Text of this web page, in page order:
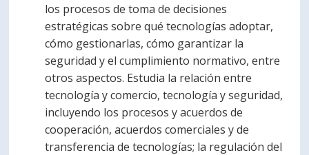
los procesos de toma de decisiones
estratégicas sobre qué tecnologías adoptar,
cómo gestionarlas, cómo garantizar la
seguridad y el cumplimiento normativo, entre
otros aspectos. Estudia la relación entre
tecnología y comercio, tecnología y seguridad,
incluyendo los procesos y acuerdos de
cooperación, acuerdos comerciales y de
transferencia de tecnologías; la regulación del